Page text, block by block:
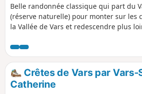
Belle randonnée classique qui part du
(réserve naturelle) pour monter sur les
la Vallée de Vars et redescendre plus
Crêtes de Vars par Vars-
Catherine